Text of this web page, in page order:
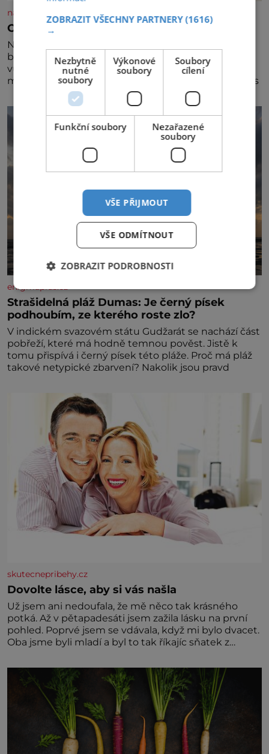
nasehvezdy.cz
Osamělá herečka Syslová všechno vzdala?
Nedávno se povídalo, že má Dana Syslová (80)
blízkého přítele, který je jí oporou. Ale je to ještě
vůbec pravda? V posledních dnech čím dál častěji
mluví o svém odchodu. Dohnala ji snad samota? Půs
enigmaplus.cz
Strašidelná pláž Dumas: Je černý písek
podhoubím, ze kterého roste zlo?
V indickém svazovém státu Gudžarát se nachází část
pobřeží, které má hodně temnou pověst. Jistě k
tomu přispívá i černý písek této pláže. Proč má pláž
takové netypické zbarvení? Nakolik jsou pravd
skutecnepribehy.cz
Dovolte lásce, aby si vás našla
Už jsem ani nedoufala, že mě něco tak krásného
potká. Až v pětapadesáti jsem zažila lásku na první
pohled. Poprvé jsem se vdávala, když mi bylo dvacet.
Oba jsme byli mladí a byl to tak říkajíc sňatek z
zaopatřený mladý muž. Manželství nám oběma moc
nesvědčilo, brzy jsme zjistili, že
ZOBRAZIT VŠECHNY PARTNERY(1616)
→
Nezbytně
nutné
soubory
Výkonové
soubory
Soubory
cílení
Funkční soubory
Nezařazené
soubory
VŠE PŘIJMOUT
VŠE ODMÍTNOUT
ZOBRAZIT PODROBNOSTI